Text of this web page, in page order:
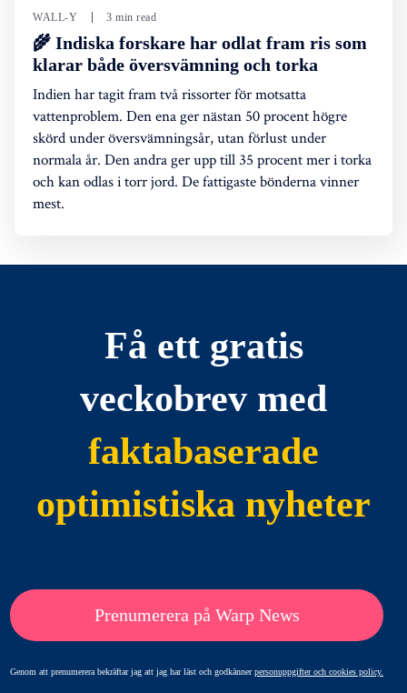
WALL-Y 3 min read
🌾 Indiska forskare har odlat fram ris som
klarar både översvämning och torka
Indien har tagit fram två rissorter för motsatta
vattenproblem. Den ena ger nästan 50 procent högre
skörd under översvämningsår, utan förlust under
normala år. Den andra ger upp till 35 procent mer i torka
och kan odlas i torr jord. De fattigaste bönderna vinner
mest.
Få ett gratis
veckobrev med
faktabaserade
optimistiska nyheter
Prenumerera på Warp News
Genom att prenumerera bekräftar jag att jag har läst och godkännerpersonuppgifter och cookies policy.